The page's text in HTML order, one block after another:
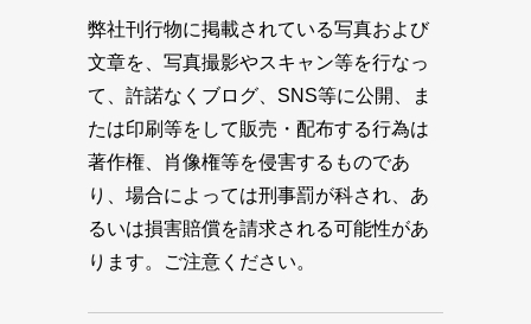
弊社刊行物に掲載されている写真および
文章を、写真撮影やスキャン等を行なっ
て、許諾なくブログ、SNS等に公開、ま
たは印刷等をして販売・配布する行為は
著作権、肖像権等を侵害するものであ
り、場合によっては刑事罰が科され、あ
るいは損害賠償を請求される可能性があ
ります。ご注意ください。